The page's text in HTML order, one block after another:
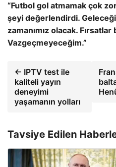
“Futbol gol atmamak çok
şeyi değerlendirdi.
zamanımız olacak. Fırsatlar
Vazgeçmeyeceğim.”
← IPTV test ile
kaliteli yayın
deneyimi
yaşamanın yolları
Tavsiye Edilen